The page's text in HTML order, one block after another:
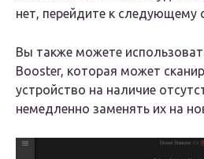
нет, перейдите к следующему
Вы также можете
Booster, которая может
устройство на наличие
немедленно заменять их на